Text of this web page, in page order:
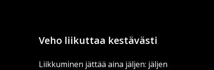
Veho liikuttaa kestävästi
Liikkuminen jättää aina jäljen: jäljen